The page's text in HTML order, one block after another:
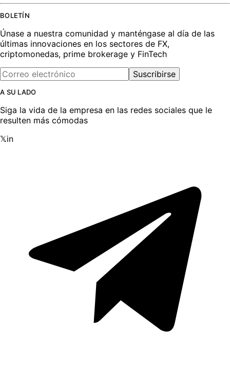
BOLETÍN
Únase a nuestra comunidad y manténgase al día de las
últimas innovaciones en los sectores de FX,
criptomonedas, prime brokerage y FinTech
Suscribirse
A SU LADO
Siga la vida de la empresa en las redes sociales que le
resulten más cómodas
𝕏in